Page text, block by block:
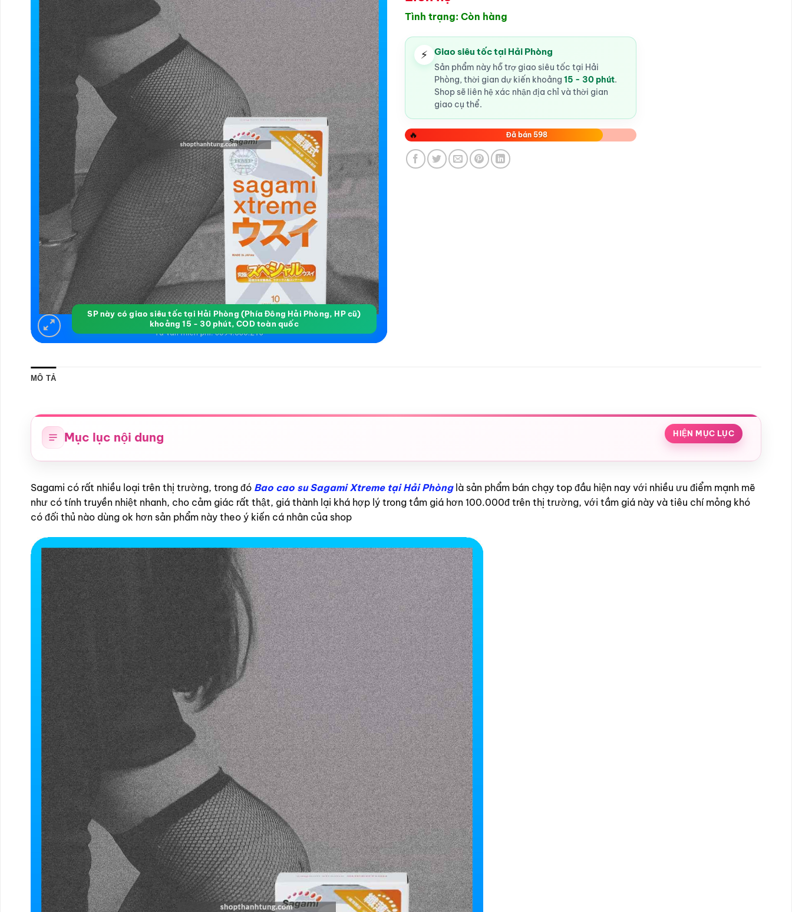
SP này có giao siêu tốc tại Hải Phòng (Phía Đông Hải Phòng, HP cũ)
khoảng 15 - 30 phút, COD toàn quốc
Tình trạng: Còn hàng
⚡ Giao siêu tốc tại Hải Phòng
Sản phẩm này hỗ trợ giao siêu tốc tại Hải
Phòng, thời gian dự kiến khoảng 15 - 30 phút.
Shop sẽ liên hệ xác nhận địa chỉ và thời gian
giao cụ thể.
🔥 Đã bán 598
MÔ TẢ
Mục lục nội dung HIỆN MỤC LỤC
Sagami có rất nhiều loại trên thị trường, trong đó Bao cao su Sagami Xtreme tại Hải Phònglà sản phẩm bán chạy top đầu hiện nay với nhiều ưu điểm mạnh mẽ
như có tính truyền nhiệt nhanh, cho cảm giác rất thật, giá thành lại khá hợp lý trong tầm giá hơn 100.000đ trên thị trường, với tầm giá này và tiêu chí mỏng khó
có đối thủ nào dùng ok hơn sản phẩm này theo ý kiến cá nhân của shop